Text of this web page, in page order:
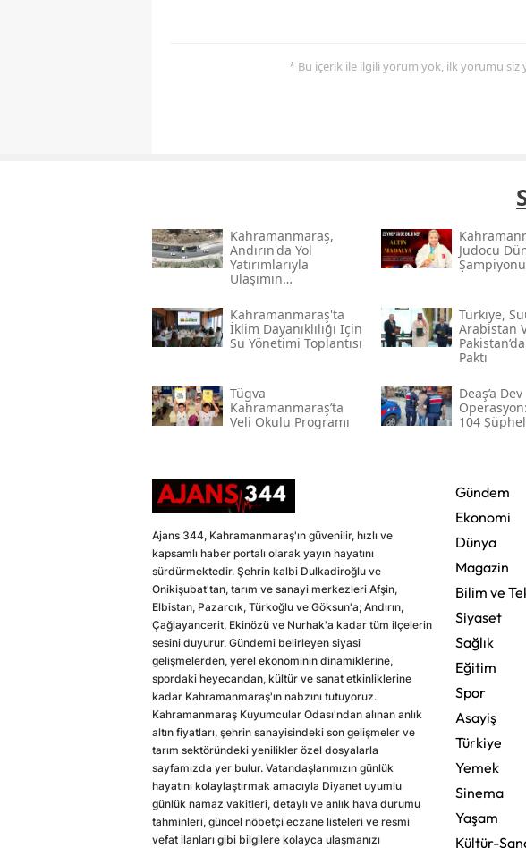
* Bu içerik ile ilgili yorum yok, ilk yorumu siz
Kahramanmaraş,
Andırın'da Yol
Yatırımlarıyla
Ulaşımın
Yükseltiyor
Judocu
Kahramanmaraş'ta
İklim Dayanıklılığı Için
Su Yönetimi Toplantısı
Türkiye,
Arabistan
Paktı
Tügva
Kahramanmaraş’ta
Veli Okulu Programı
Deaş’a Dev
104
Ajans 344, Kahramanmaraş'ın güvenilir, hızlı ve
kapsamlı haber portalı olarak yayın hayatını
sürdürmektedir. Şehrin kalbi Dulkadiroğlu ve
Onikişubat'tan, tarım ve sanayi merkezleri Afşin,
Elbistan, Pazarcık, Türkoğlu ve Göksun'a; Andırın,
Çağlayancerit, Ekinözü ve Nurhak'a kadar tüm ilçelerin
sesini duyurur. Gündemi belirleyen siyasi
gelişmelerden, yerel ekonominin dinamiklerine,
spordaki heyecandan, kültür ve sanat etkinliklerine
kadar Kahramanmaraş'ın nabzını tutuyoruz.
Kahramanmaraş Kuyumcular Odası'ndan alınan anlık
altın fiyatları, şehrin sanayisindeki son gelişmeler ve
tarım sektöründeki yenilikler özel dosyalarla
sayfamızda yer bulur. Vatandaşlarımızın günlük
hayatını kolaylaştırmak amacıyla Diyanet uyumlu
günlük namaz vakitleri, detaylı ve anlık hava durumu
tahminleri, güncel nöbetçi eczane listeleri ve resmi
vefat ilanları gibi bilgilere kolayca ulaşmanızı
Gündem
Ekonomi
Dünya
Magazin
Bilim ve
Siyaset
Sağlık
Eğitim
Spor
Asayiş
Türkiye
Yemek
Sinema
Yaşam
Kültür-